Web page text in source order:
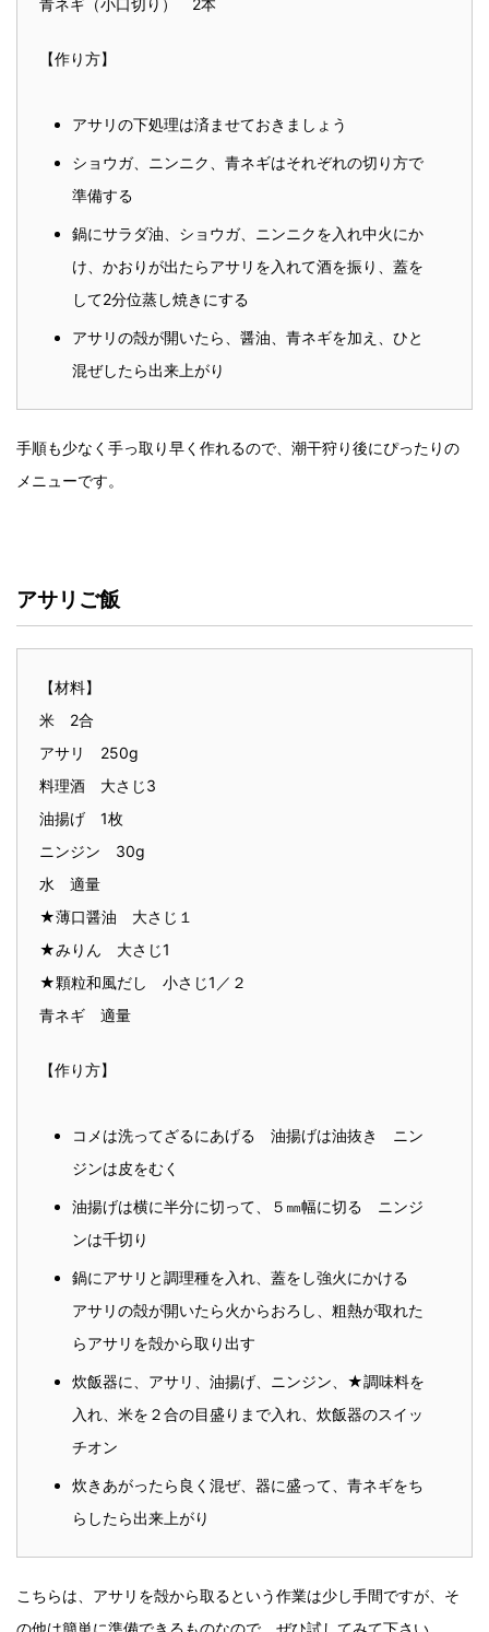
青ネギ（小口切り） 2本
【作り方】
アサリの下処理は済ませておきましょう
ショウガ、ニンニク、青ネギはそれぞれの切り方で
準備する
鍋にサラダ油、ショウガ、ニンニクを入れ中火にか
け、かおりが出たらアサリを入れて酒を振り、蓋を
して2分位蒸し焼きにする
アサリの殻が開いたら、醤油、青ネギを加え、ひと
混ぜしたら出来上がり
手順も少なく手っ取り早く作れるので、潮干狩り後にぴったりの
メニューです。
アサリご飯
【材料】
米 2合
アサリ 250g
料理酒 大さじ3
油揚げ 1枚
ニンジン 30g
水 適量
★薄口醤油 大さじ１
★みりん 大さじ1
★顆粒和風だし 小さじ1／２
青ネギ 適量
【作り方】
コメは洗ってざるにあげる 油揚げは油抜き ニン
ジンは皮をむく
油揚げは横に半分に切って、５㎜幅に切る ニンジ
ンは千切り
鍋にアサリと調理種を入れ、蓋をし強火にかける
アサリの殻が開いたら火からおろし、粗熱が取れた
らアサリを殻から取り出す
炊飯器に、アサリ、油揚げ、ニンジン、★調味料を
入れ、米を２合の目盛りまで入れ、炊飯器のスイッ
チオン
炊きあがったら良く混ぜ、器に盛って、青ネギをち
らしたら出来上がり
こちらは、アサリを殻から取るという作業は少し手間ですが、そ
の他は簡単に準備できるものなので、ぜひ試してみて下さい。